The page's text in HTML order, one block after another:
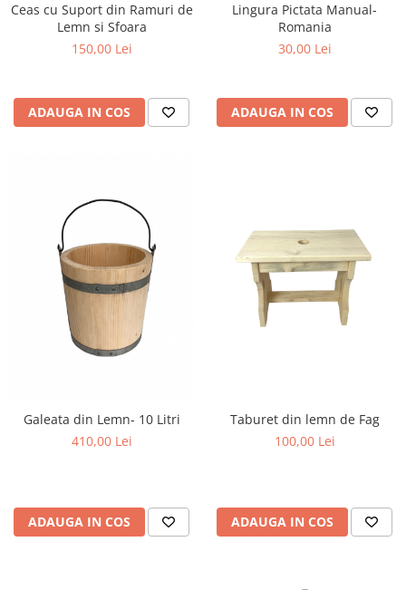
Ceas cu Suport din Ramuri de
Lemn si Sfoara
150,00 Lei
ADAUGA IN COS
Lingura Pictata Manual-
Romania
30,00 Lei
ADAUGA IN COS
Galeata din Lemn- 10 Litri
410,00 Lei
ADAUGA IN COS
Taburet din lemn de Fag
100,00 Lei
ADAUGA IN COS